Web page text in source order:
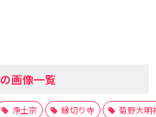
画像一覧
浄土宗 縁切り寺 菊野大明